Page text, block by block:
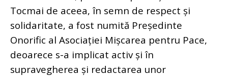
Tocmai de aceea, în semn de respect și
solidaritate, a fost numită Președinte
Onorific al Asociației Mișcarea pentru Pace,
deoarece s-a implicat activ și în
supravegherea și redactarea unor